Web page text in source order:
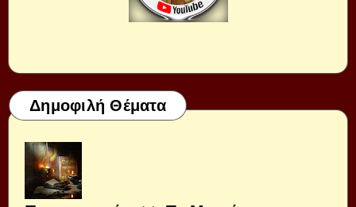
Δημοφιλή Θέματα